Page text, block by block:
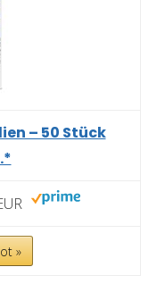
– 50 Stück
»